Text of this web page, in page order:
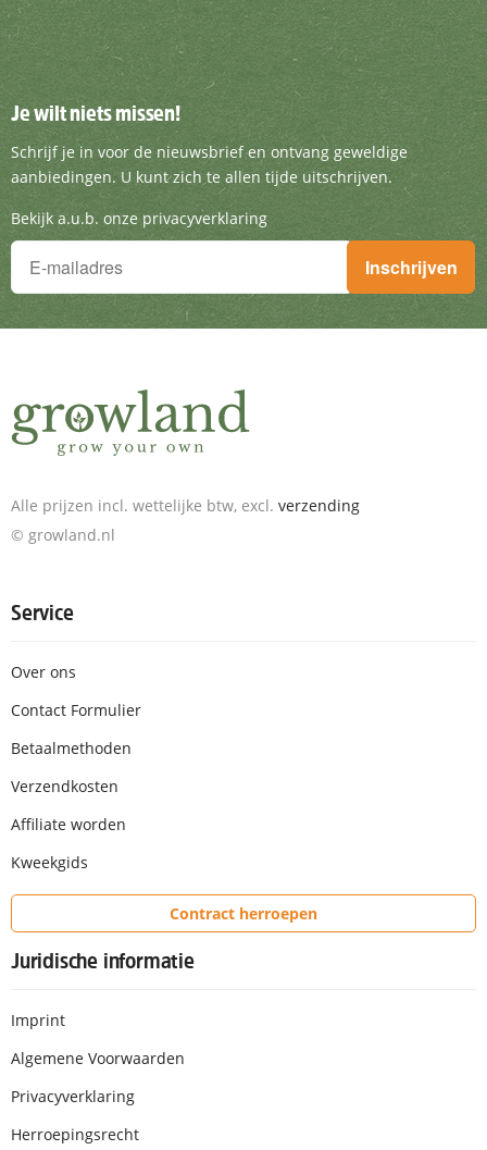
Je wilt niets missen!
Schrijf je in voor de nieuwsbrief en ontvang
Je wilt niets missen!
Schrijf je in voor de nieuwsbrief en ontvang geweldige
aanbiedingen. U kunt zich te allen tijde uitschrijven.
Bekijk a.u.b. onze privacyverklaring
Je wilt niets missen!
Schrijf je in voor de nieuwsbrief en ontvang geweldige
Inschrijven
Alle prijzen incl. wettelijke btw, excl. verzending
© growland.nl
Service
Over ons
Contact Formulier
Betaalmethoden
Verzendkosten
Affiliate worden
Kweekgids
Contract herroepen
Juridische informatie
Imprint
Algemene Voorwaarden
Privacyverklaring
Herroepingsrecht